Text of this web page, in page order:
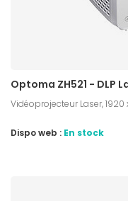
Optoma ZH521 - DLP
Vidéoprojecteur Laser, 1920
Dispo web : En stock